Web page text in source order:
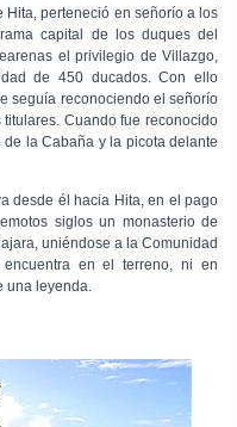
Hita, perteneció en seño­río a los
capital de los duques del
el privilegio de Villazgo,
de 450 duca­dos. Con ello
seguía reconociendo el señorío
Cuando fue reconocido
la Cabaña y la picota delante
desde él hacia Hita, en el pago
siglos un monasterio de
uniéndose a la Comunidad
en el terreno, ni en
leyenda.